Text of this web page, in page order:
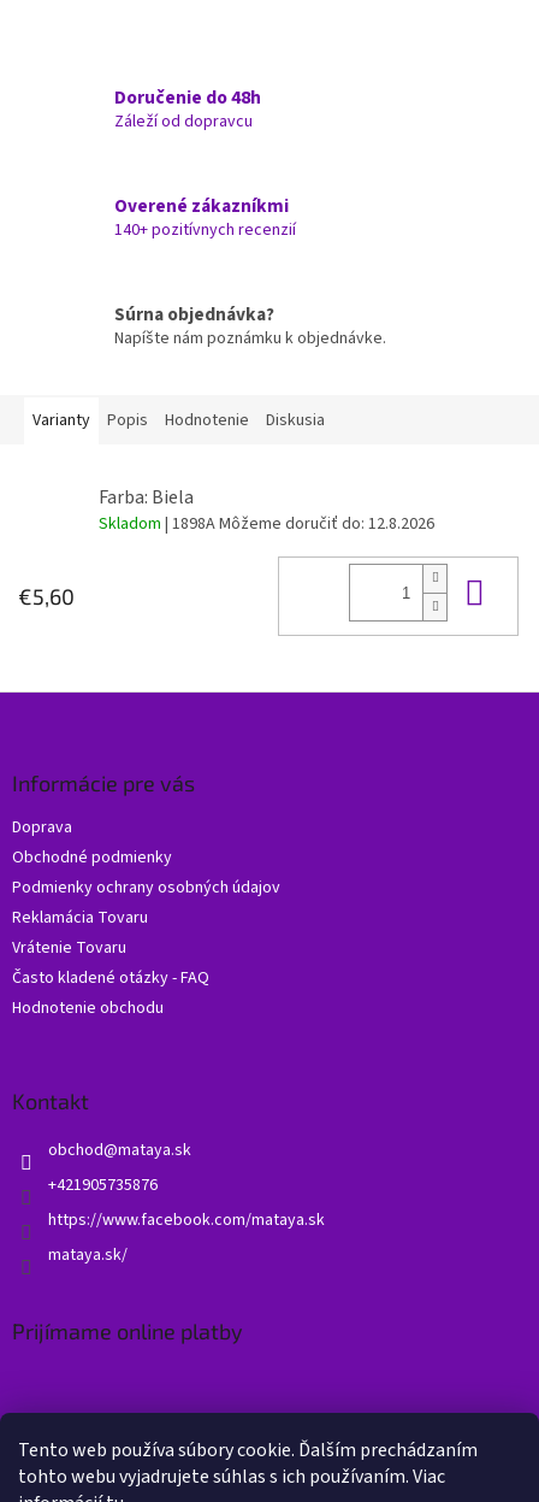
Tento web používa súbory cookie. Ďalším prechádzaním
tohto webu vyjadrujete súhlas s ich používaním. Viac
Doručenie do 48h
Záleží od dopravcu
Overené zákazníkmi
140+ pozitívnych recenzií
Súrna objednávka?
Napíšte nám poznámku k objednávke.
Varianty Popis Hodnotenie Diskusia
Farba: Biela
Skladom | 1898AMôžeme doručiť do: 12.8.2026
€5,60
Informácie pre vás
Doprava
Obchodné podmienky
Podmienky ochrany osobných údajov
Reklamácia Tovaru
Vrátenie Tovaru
Často kladené otázky - FAQ
Hodnotenie obchodu
Kontakt
obchod@mataya.sk
+421905735876
https://www.facebook.com/mataya.sk
mataya.sk/
Prijímame online platby